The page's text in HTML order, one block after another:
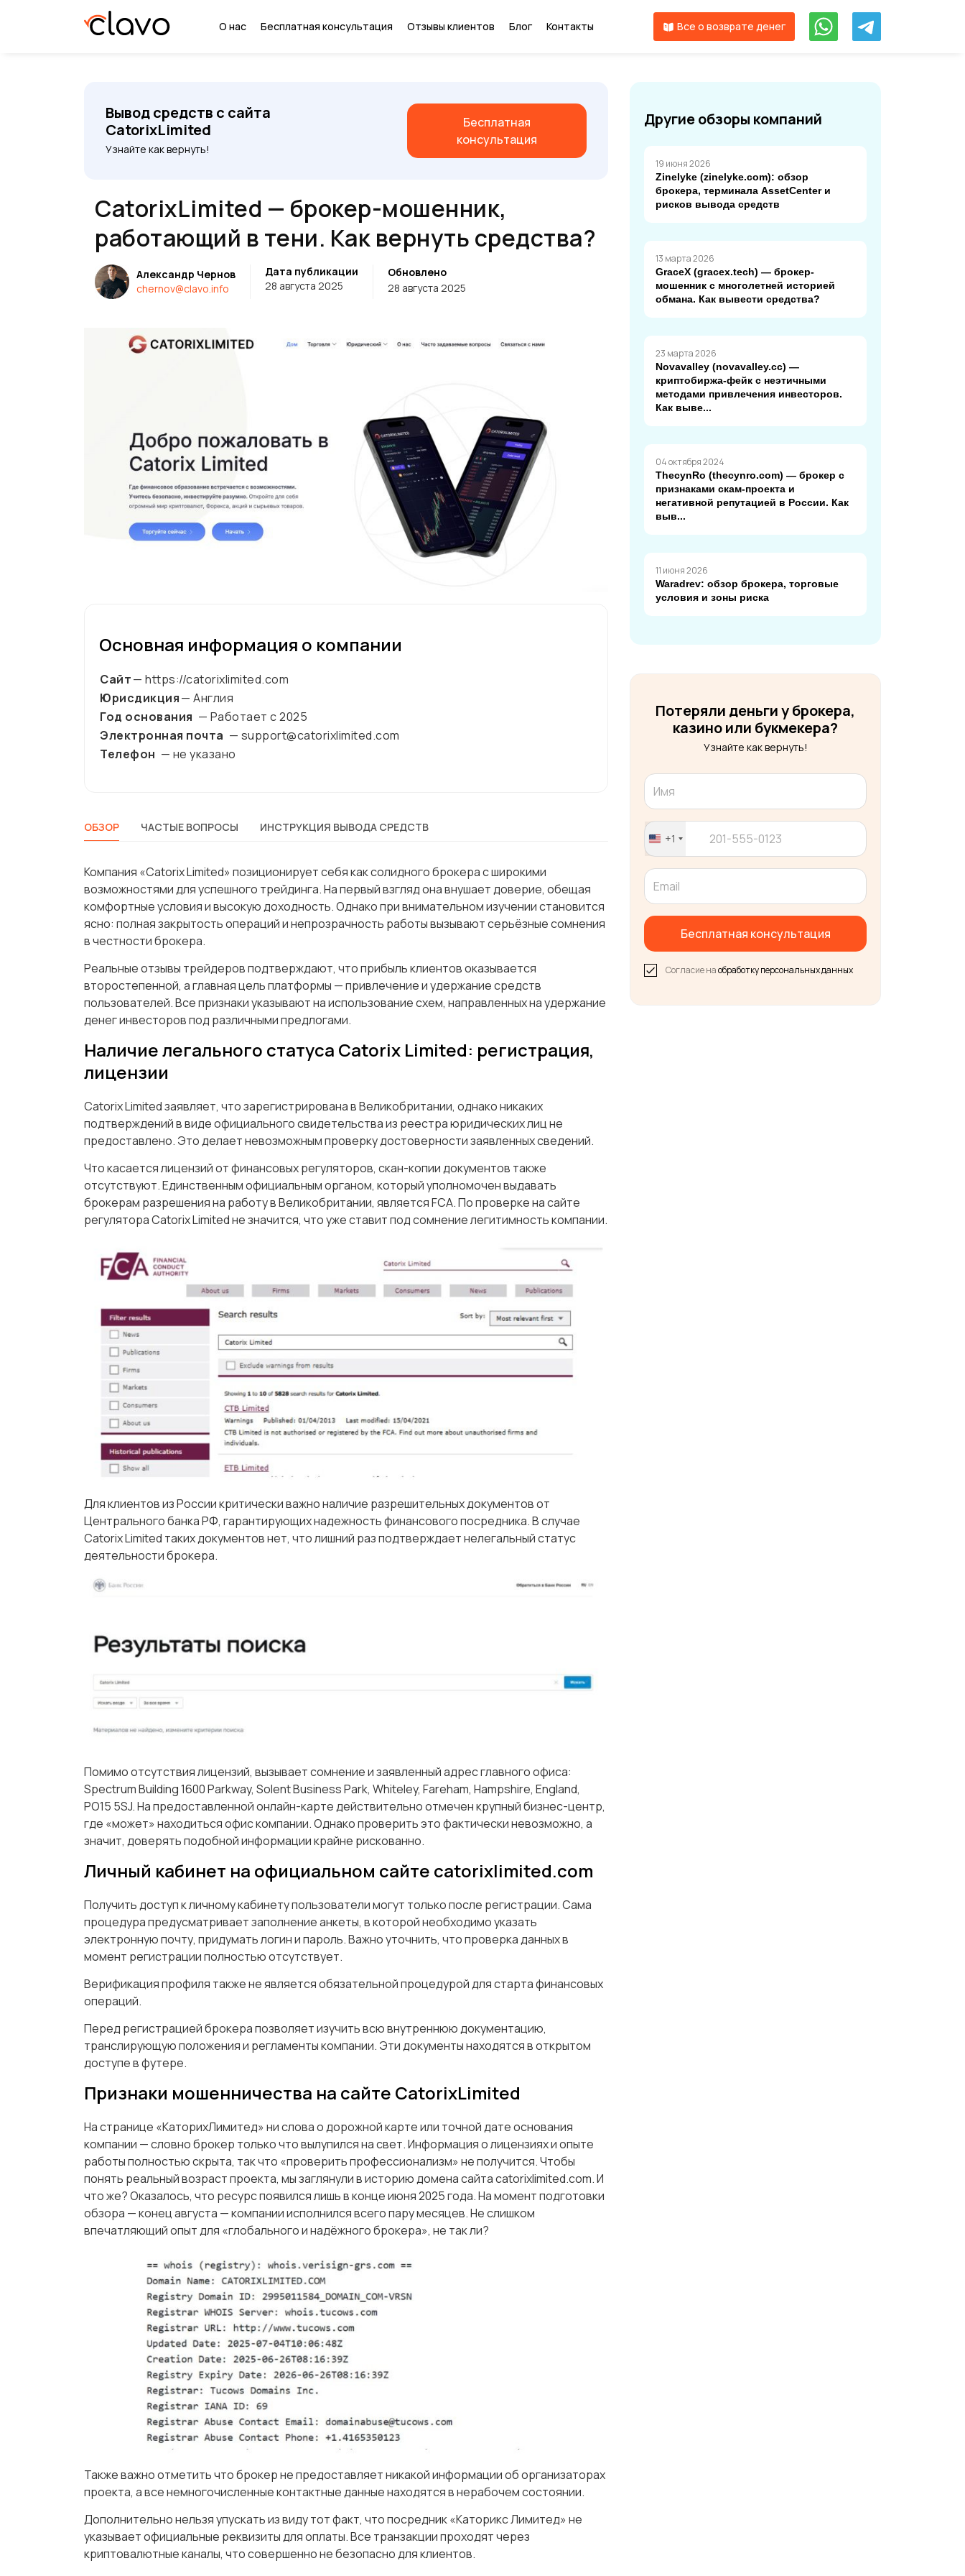
О нас Бесплатная консультация Отзывы клиентов Блог Контакты Все о возврате денег
Вывод средств с сайта
CatorixLimited
Узнайте как вернуть!
Бесплатная
консультация
CatorixLimited — брокер-мошенник,
работающий в тени. Как вернуть средства?
Александр Чернов
chernov@clavo.info
Дата публикации
28 августа 2025
Обновлено
28 августа 2025
Основная информация о компании
Сайт— https://catorixlimited.com
Юрисдикция— Англия
Год основания — Работает с2025
Электронная почта — support@catorixlimited.com
Телефон — не указано
ОБЗОР ЧАСТЫЕ ВОПРОСЫ ИНСТРУКЦИЯ ВЫВОДА СРЕДСТВ
Компания «Catorix Limited» позиционирует себя как солидного брокера с широкими
возможностями для успешного трейдинга. На первый взгляд она внушает доверие, обещая
комфортные условия и высокую доходность. Однако при внимательном изучении становится
ясно: полная закрытость операций и непрозрачность работы вызывают серьёзные сомнения
в честности брокера.
Реальные отзывы трейдеров подтверждают, что прибыль клиентов оказывается
второстепенной, а главная цель платформы — привлечение и удержание средств
пользователей. Все признаки указывают на использование схем, направленных на удержание
денег инвесторов под различными предлогами.
Наличие легального статуса Catorix Limited: регистрация,
лицензии
Catorix Limited заявляет, что зарегистрирована в Великобритании, однако никаких
подтверждений в виде официального свидетельства из реестра юридических лиц не
предоставлено. Это делает невозможным проверку достоверности заявленных сведений.
Что касается лицензий от финансовых регуляторов, скан-копии документов также
отсутствуют. Единственным официальным органом, который уполномочен выдавать
брокерам разрешения на работу в Великобритании, является FCA. По проверке на сайте
регулятора Catorix Limited не значится, что уже ставит под сомнение легитимность компании.
Для клиентов из России критически важно наличие разрешительных документов от
Центрального банка РФ, гарантирующих надежность финансового посредника. В случае
Catorix Limited таких документов нет, что лишний раз подтверждает нелегальный статус
деятельности брокера.
Помимо отсутствия лицензий, вызывает сомнение и заявленный адрес главного офиса:
Spectrum Building 1600 Parkway, Solent Business Park, Whiteley, Fareham, Hampshire, England,
PO15 5SJ. На предоставленной онлайн-карте действительно отмечен крупный бизнес-центр,
где «может» находиться офис компании. Однако проверить это фактически невозможно, а
значит, доверять подобной информации крайне рискованно.
Личный кабинет на официальном сайте catorixlimited.com
Получить доступ к личному кабинету пользователи могут только после регистрации. Сама
процедура предусматривает заполнение анкеты, в которой необходимо указать
электронную почту, придумать логин и пароль. Важно уточнить, что проверка данных в
момент регистрации полностью отсутствует.
Верификация профиля также не является обязательной процедурой для старта финансовых
операций.
Перед регистрацией брокера позволяет изучить всю внутреннюю документацию,
транслирующую положения и регламенты компании. Эти документы находятся в открытом
доступе в футере.
Признаки мошенничества на сайте CatorixLimited
На странице «КаторихЛимитед» ни слова о дорожной карте или точной дате основания
компании — словно брокер только что вылупился на свет. Информация о лицензиях и опыте
работы полностью скрыта, так что «проверить профессионализм» не получится. Чтобы
понять реальный возраст проекта, мы заглянули в историю домена сайта catorixlimited.com. И
что же? Оказалось, что ресурс появился лишь в конце июня 2025 года. На момент подготовки
обзора — конец августа — компании исполнился всего пару месяцев. Не слишком
впечатляющий опыт для «глобального и надёжного брокера», не так ли?
Также важно отметить что брокер не предоставляет никакой информации об организаторах
проекта, а все немногочисленные контактные данные находятся в нерабочем состоянии.
Дополнительно нельзя упускать из виду тот факт, что посредник «Каторикс Лимитед» не
указывает официальные реквизиты для оплаты. Все транзакции проходят через
криптовалютные каналы, что совершенно не безопасно для клиентов.
Другие обзоры компаний
19 июня 2026
Zinelyke (zinelyke.com): обзор
брокера, терминала AssetCenter и
рисков вывода средств
13 марта 2026
GraceX (gracex.tech) — брокер-
мошенник с многолетней историей
обмана. Как вывести средства?
23 марта 2026
Novavalley (novavalley.cc) —
криптобиржа-фейк с неэтичными
методами привлечения инвесторов.
Как выве...
04 октября 2024
ThecynRo (thecynro.com) — брокер с
признаками скам-проекта и
негативной репутацией в России. Как
выв...
11 июня 2026
Waradrev: обзор брокера, торговые
условия и зоны риска
Потеряли деньги у брокера,
казино или букмекера?
Узнайте как вернуть!
United
States
+1
+1
Бесплатная консультация
Согласие наобработку персональных данных